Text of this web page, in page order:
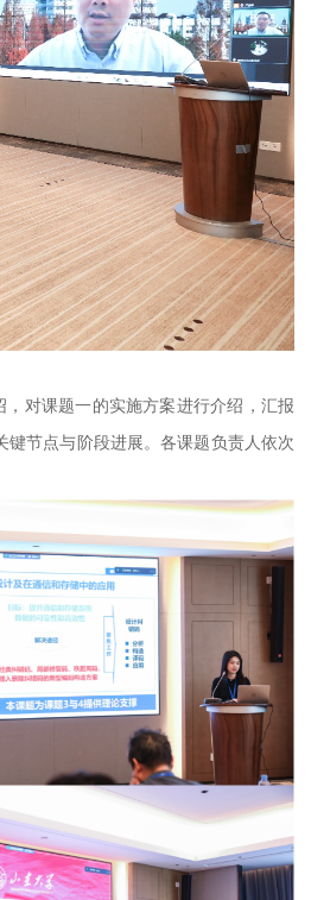
对课题一的实施方案进行介绍， 汇报
键节点与阶段进展。各课题负责人依次